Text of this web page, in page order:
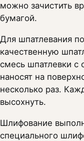
можно зачистить
бумагой.
Для шпатлевания
качественную
смесь шпатлевки с
наносят на
несколько раз.
высохнуть.
Шлифование
специального